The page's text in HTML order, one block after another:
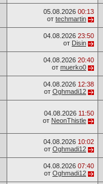
05.08.2026 00:13
от techmartin
04.08.2026 23:50
от Disin
04.08.2026 20:40
от muerko0
04.08.2026 12:38
от Oghmadi12
04.08.2026 11:50
от NeonThistle
04.08.2026 10:02
от Oghmadi12
04.08.2026 07:40
от Oghmadi12